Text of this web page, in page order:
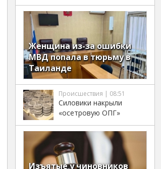
Женщина из-за ошибки
МВД попала в тюрьму в
Таиланде
Происшествия | 08:51
Силовики накрыли
«осетровую ОПГ»
Изъятые у чиновников